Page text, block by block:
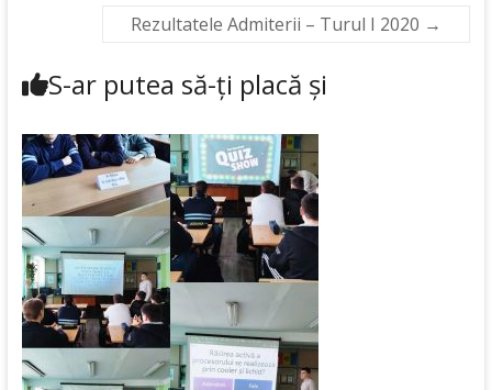
Rezultatele Admiterii – Turul I 2020 →
S-ar putea să-ți placă și